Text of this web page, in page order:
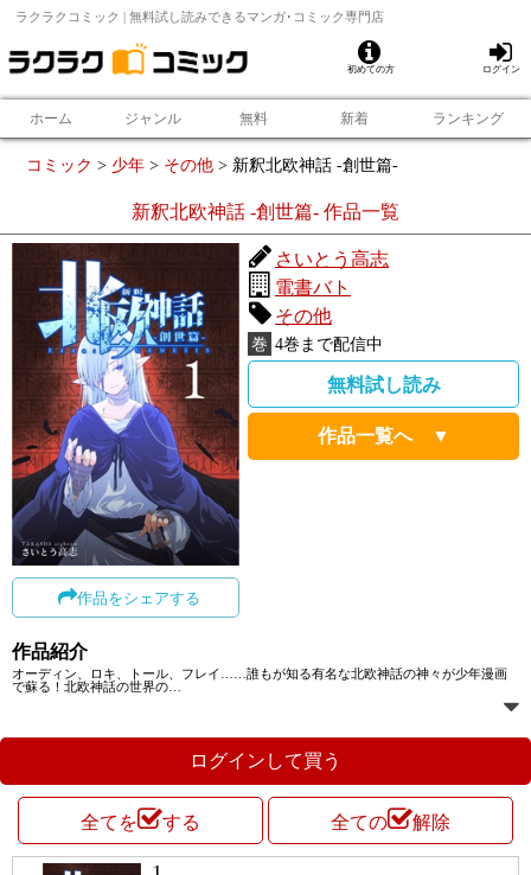
ラクラクコミック | 無料試し読みできるマンガ･コミック専門店
初めての方 ログイン
ホーム ジャンル 無料 新着 ランキング
コミック > 少年 > その他 > 新釈北欧神話 -創世篇-
新釈北欧神話 -創世篇- 作品一覧
作品をシェアする
さいとう高志
電書バト
その他
巻 4巻まで配信中
無料試し読み
作品一覧へ ▼
作品紹介
オーディン、ロキ、トール、フレイ……誰もが知る有名な北欧神話の神々が少年漫画
で蘇る！北欧神話の世界の
ログインして買う
全てを する 全ての 解除